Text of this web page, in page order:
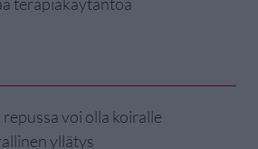
terapiakäytäntöä
voi olla koiralle
yllätys